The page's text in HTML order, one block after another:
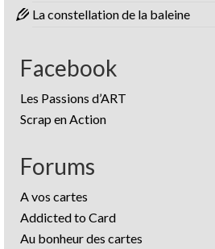
La constellation de la baleine
Facebook
Les Passions d’ART
Scrap en Action
Forums
A vos cartes
Addicted to Card
Au bonheur des cartes